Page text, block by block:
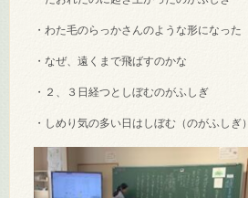
・わた毛のらっかさんのような形になった
・なぜ、遠くまで飛ばすのかな
・２、３日経つとしぼむのがふしぎ
・しめり気の多い日はしぼむ（のがふしぎ）